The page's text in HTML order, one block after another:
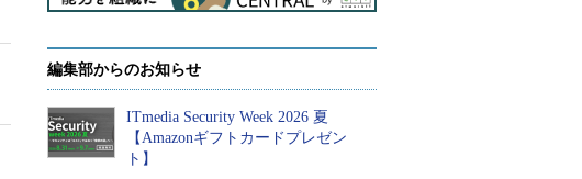
編集部からのお知らせ
ITmedia Security Week 2026 夏
【Amazonギフトカードプレゼン
ト】